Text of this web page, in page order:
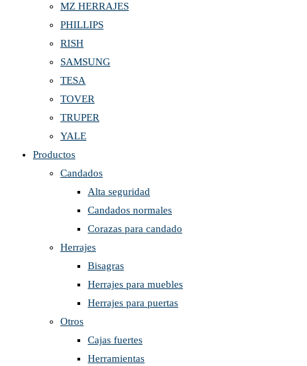
MZ HERRAJES
PHILLIPS
RISH
SAMSUNG
TESA
TOVER
TRUPER
YALE
Productos
Candados
Alta seguridad
Candados normales
Corazas para candado
Herrajes
Bisagras
Herrajes para muebles
Herrajes para puertas
Otros
Cajas fuertes
Herramientas